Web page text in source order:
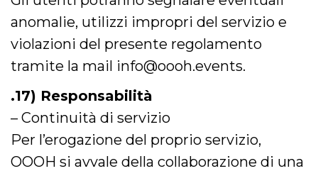
anomalie, utilizzi impropri del servizio e
violazioni del presente regolamento
tramite la mail info@oooh.events.
.17) Responsabilità
– Continuità di servizio
Per l’erogazione del proprio servizio,
OOOH si avvale della collaborazione di una